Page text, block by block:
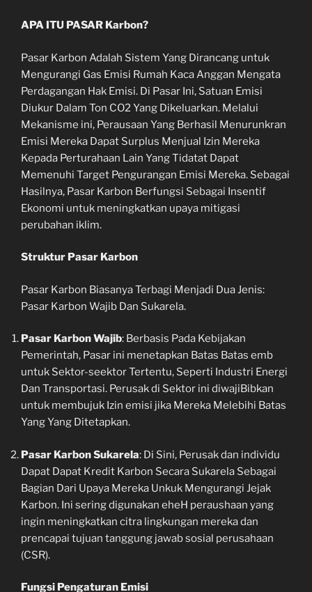
APA ITU PASAR Karbon?
Pasar Karbon Adalah Sistem Yang Dirancang untuk
Mengurangi Gas Emisi Rumah Kaca Anggan Mengata
Perdagangan Hak Emisi. Di Pasar Ini, Satuan Emisi
Diukur Dalam Ton CO2 Yang Dikeluarkan. Melalui
Mekanisme ini, Perausaan Yang Berhasil Menurunkran
Emisi Mereka Dapat Surplus Menjual Izin Mereka
Kepada Perturahaan Lain Yang Tidatat Dapat
Memenuhi Target Pengurangan Emisi Mereka. Sebagai
Hasilnya, Pasar Karbon Berfungsi Sebagai Insentif
Ekonomi untuk meningkatkan upaya mitigasi
perubahan iklim.
Struktur Pasar Karbon
Pasar Karbon Biasanya Terbagi Menjadi Dua Jenis:
Pasar Karbon Wajib Dan Sukarela.
Pasar Karbon Wajib: Berbasis Pada Kebijakan
Pemerintah, Pasar ini menetapkan Batas Batas emb
untuk Sektor-seektor Tertentu, Seperti Industri Energi
Dan Transportasi. Perusak di Sektor ini diwajiBibkan
untuk membujuk Izin emisi jika Mereka Melebihi Batas
Yang Yang Ditetapkan.
Pasar Karbon Sukarela: Di Sini, Perusak dan individu
Dapat Dapat Kredit Karbon Secara Sukarela Sebagai
Bagian Dari Upaya Mereka Unkuk Mengurangi Jejak
Karbon. Ini sering digunakan eheH peraushaan yang
ingin meningkatkan citra lingkungan mereka dan
prencapai tujuan tanggung jawab sosial perusahaan
(CSR).
Fungsi Pengaturan Emisi